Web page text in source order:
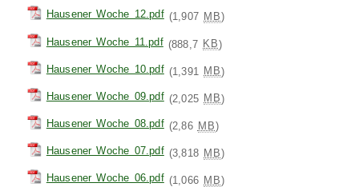
Hausener Woche 12.pdf (1,907 MB )
Hausener Woche 11.pdf (888,7 KB)
Hausener Woche 10.pdf (1,391 MB)
Hausener Woche 09.pdf (2,025 MB)
Hausener Woche 08.pdf (2,86 MB)
Hausener Woche 07.pdf (3,818 MB)
Hausener Woche 06.pdf (1,066 MB )